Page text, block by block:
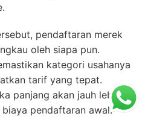
pendaftaran merek
oleh siapa pun.
kategori usahanya
tarif yang tepat.
panjang akan jauh lebih
pendaftaran awal.